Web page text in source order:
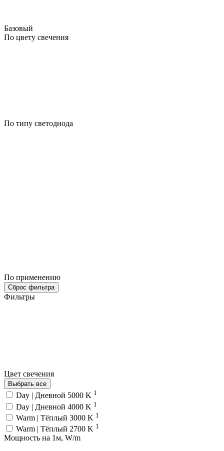
Базовый
По цвету свечения
По типу светодиода
По применению
Сброс фильтра
Фильтры
Цвет свечения
Выбрать все
Day | Дневной 5000 K 1
Day | Дневной 4000 K 1
Warm | Тёплый 3000 K 1
Warm | Тёплый 2700 K 1
Мощность на 1м, W/m